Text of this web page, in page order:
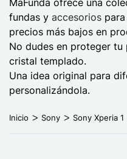
fundas y accesorios
precios más bajos en
No dudes en proteger tu
cristal templado.
Una idea original para
personalizándola.
Inicio Sony Sony Xperia 1